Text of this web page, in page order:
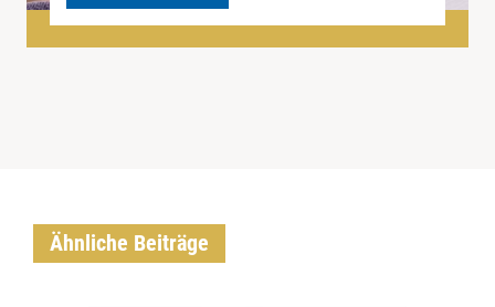
Ähnliche Beiträge